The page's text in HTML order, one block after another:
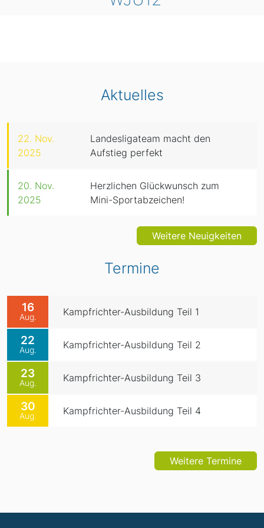
Aktuelles
22. Nov.
2025
Landesligateam macht den
Aufstieg perfekt
20. Nov.
2025
Herzlichen Glückwunsch zum
Mini-Sportabzeichen!
Weitere Neuigkeiten
Termine
16
Aug. Kampfrichter-Ausbildung Teil 1
22
Aug. Kampfrichter-Ausbildung Teil 2
23
Aug. Kampfrichter-Ausbildung Teil 3
30
Aug. Kampfrichter-Ausbildung Teil 4
Weitere Termine